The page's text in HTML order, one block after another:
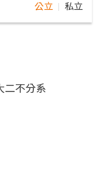
公立 私立
二不分系